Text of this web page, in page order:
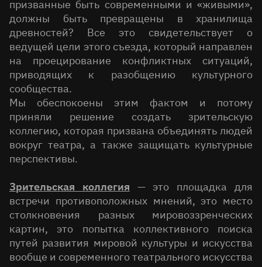
призванные быть современными и «живыми»,
должны быть превращены в хранилища
древностей? Все это свидетельствует о
ведущей цели этого съезда, который направлен
на проецирование конфликтных ситуаций,
приводящих к разобщению культурного
сообщества.
Мы обеспокоены этим фактом и потому
приняли решение создать зрительскую
коллегию, которая призвана объединять людей
вокруг театра, а также защищать культурные
перспективы.
Зрительская коллегия — это площадка для
встречи противоположных мнений, это место
столкновения разных мировоззренческих
картин, это попытка коллективного поиска
путей развития мировой культуры и искусства
вообще и современного театрального искусства